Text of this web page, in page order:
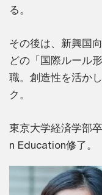
る。
その後は、新興国
どの「国際ルール
職。創造性を活か
ク。
東京大学経済学部
n Education修了。